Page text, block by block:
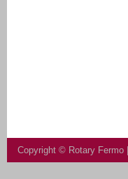
Copyright © Rotary Fermo